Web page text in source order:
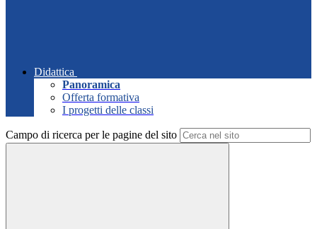
Didattica
Panoramica
Offerta formativa
I progetti delle classi
Campo di ricerca per le pagine del sito